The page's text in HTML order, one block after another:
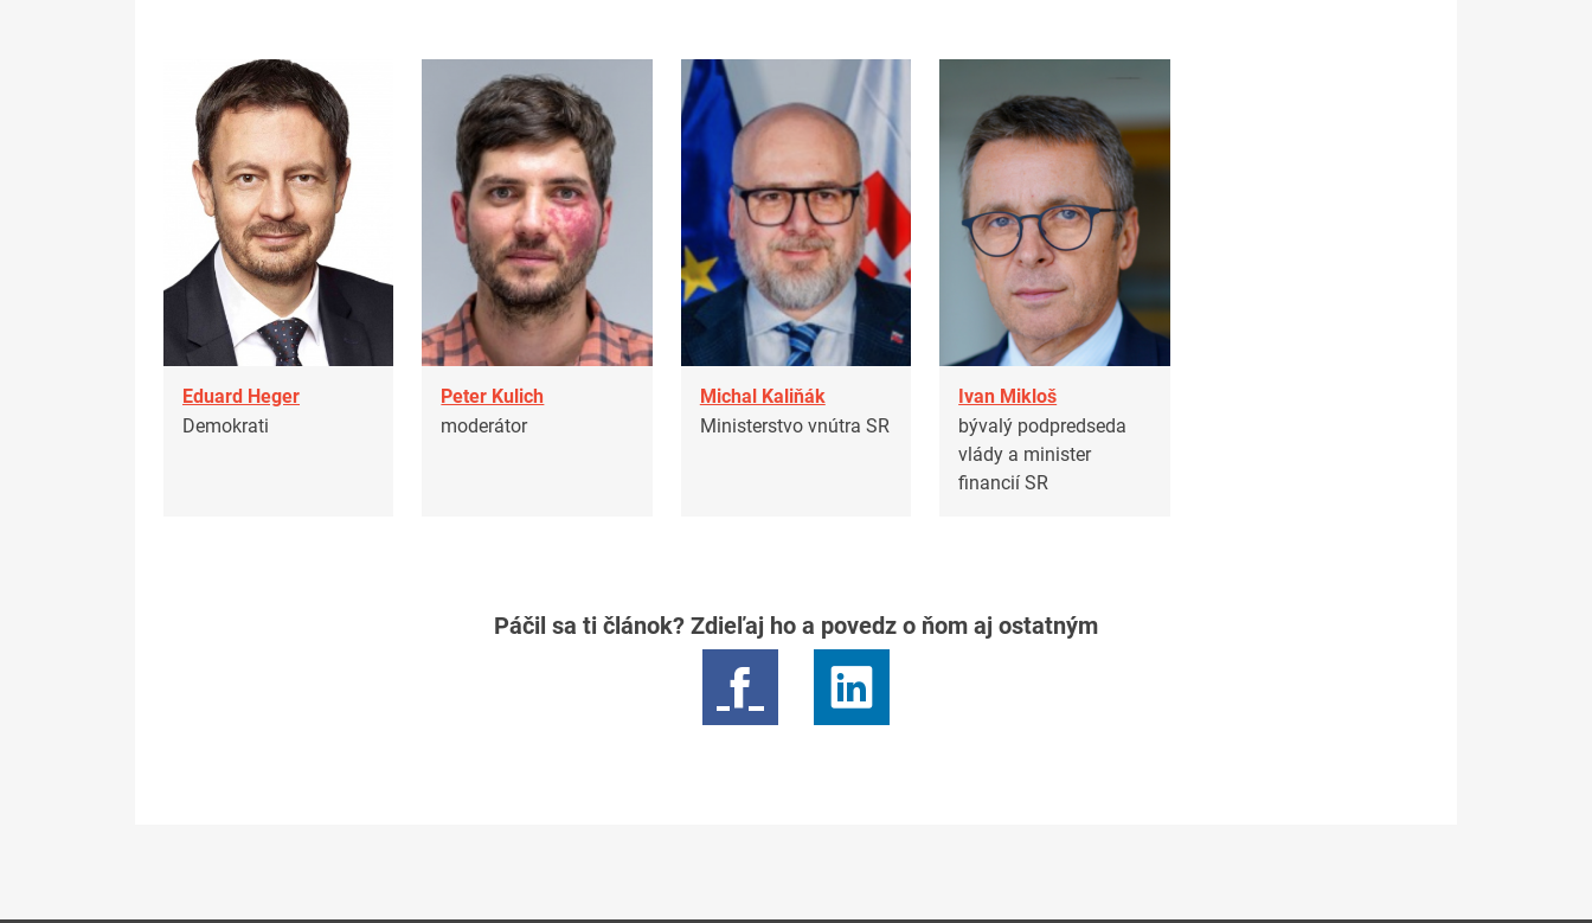
Eduard Heger
Demokrati
Peter Kulich
moderátor
Michal Kaliňák
Ministerstvo vnútra SR
Ivan Mikloš
bývalý podpredseda
vlády a minister
financií SR
Páčil sa ti článok? Zdieľaj ho a povedz o ňom aj ostatným